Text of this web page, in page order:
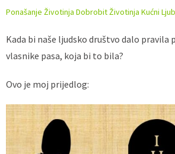
Ponašanje Životinja Dobrobit Životinja Kućni
Kada bi naše ljudsko društvo dalo pravila
vlasnike pasa, koja bi to bila?
Ovo je moj prijedlog: